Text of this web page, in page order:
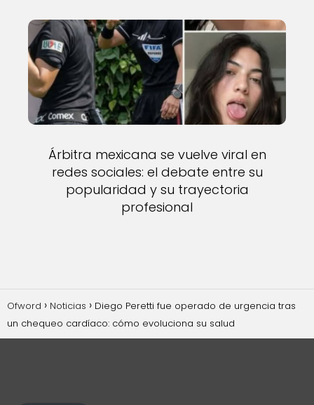
Árbitra mexicana se vuelve viral en
redes sociales: el debate entre su
popularidad y su trayectoria
profesional
Ofword Noticias
Diego Peretti fue operado de urgencia tras
un chequeo cardíaco: cómo evoluciona su salud